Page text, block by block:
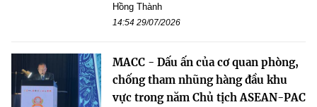
Hồng Thành
14:54 29/07/2026
MACC - Dấu ấn của cơ quan phòng,
chống tham nhũng hàng đầu khu
vực trong năm Chủ tịch ASEAN-PAC